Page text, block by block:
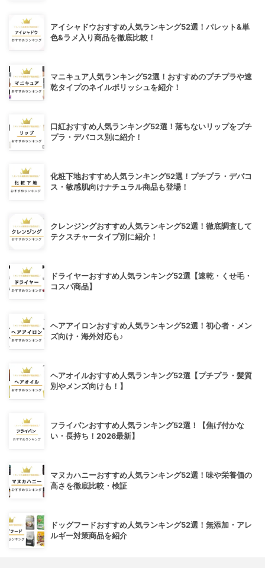
アイシャドウおすすめ人気ランキング52選！パレット&単
色&ラメ入り商品を徹底比較！
マニキュア人気ランキング52選！おすすめのプチプラや速
乾タイプのネイルポリッシュを紹介！
口紅おすすめ人気ランキング52選！落ちないリップをプチ
プラ・デパコス別に紹介！
化粧下地おすすめ人気ランキング52選！プチプラ・デパコ
ス・敏感肌向けナチュラル商品も登場！
クレンジングおすすめ人気ランキング52選！徹底調査して
テクスチャータイプ別に紹介！
ドライヤーおすすめ人気ランキング52選【速乾・くせ毛・
コスパ商品】
ヘアアイロンおすすめ人気ランキング52選！初心者・メン
ズ向け・海外対応も♪
ヘアオイルおすすめ人気ランキング52選【プチプラ・髪質
別やメンズ向けも！】
フライパンおすすめ人気ランキング52選！【焦げ付かな
い・長持ち！2026最新】
マヌカハニーおすすめ人気ランキング52選！味や栄養価の
高さを徹底比較・検証
ドッグフードおすすめ人気ランキング52選！無添加・アレ
ルギー対策商品を紹介